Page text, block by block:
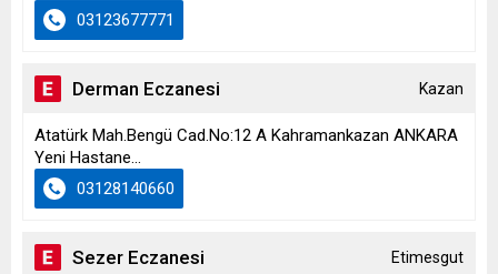
03123677771
Derman Eczanesi Kazan
Atatürk Mah.Bengü Cad.No:12 A Kahramankazan ANKARA
Yeni Hastane...
03128140660
Sezer Eczanesi Etimesgut